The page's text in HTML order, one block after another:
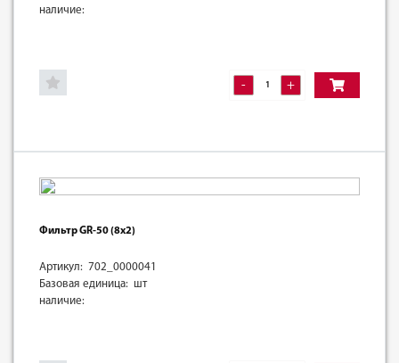
наличие:
- +
Фильтр GR-50 (8х2)
Артикул: 702_0000041
Базовая единица: шт
наличие: